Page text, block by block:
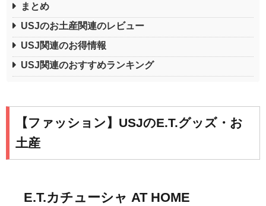
まとめ
USJのお土産関連のレビュー
USJ関連のお得情報
USJ関連のおすすめランキング
【ファッション】USJのE.T.グッズ・お
土産
E.T.カチューシャ AT HOME